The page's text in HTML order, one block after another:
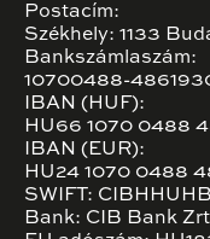
Postacím:
Székhely: 1133
Bankszámlaszám:
10700488-
IBAN (HUF):
HU66 1070 0488
IBAN (EUR):
HU24 1070 0488
SWIFT: CIBHHUHB
Bank: CIB Bank